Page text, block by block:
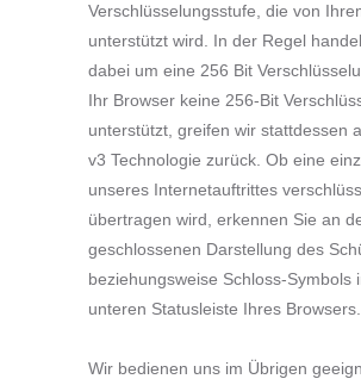
Verschlüsselungsstufe, die von
unterstützt wird. In der Regel
dabei um eine 256 Bit
Ihr Browser keine 256-Bit
unterstützt, greifen wir stattdessen
v3 Technologie zurück. Ob eine
unseres Internetauftrittes
übertragen wird, erkennen Sie an
geschlossenen Darstellung des
beziehungsweise Schloss-Symbols
unteren Statusleiste Ihres Browsers.
Wir bedienen uns im Übrigen